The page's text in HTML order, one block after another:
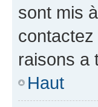
sont mis
contactez
raisons a
Haut